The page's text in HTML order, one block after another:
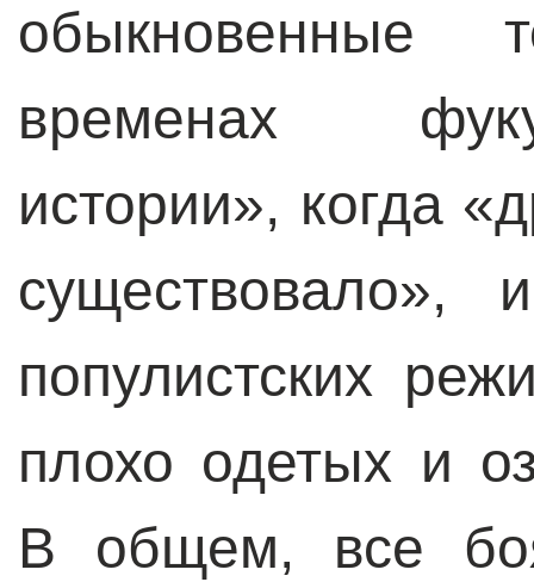
обыкновенные
временах
истории», когда
существовало»,
популистских
плохо одетых и
В общем, все